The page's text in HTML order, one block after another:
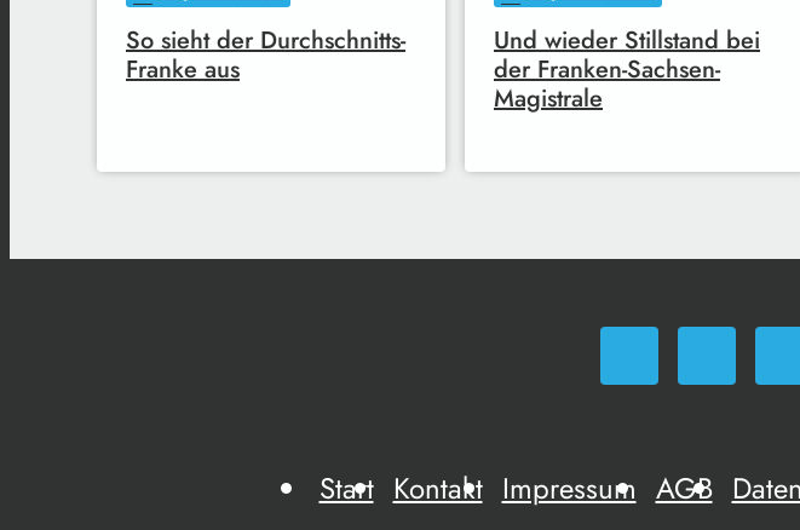
So sieht der Durchschnitts-
Franke aus
Und wieder Stillstand bei
der Franken-Sachsen-
Magistrale
Start Kontakt Impressum AGB